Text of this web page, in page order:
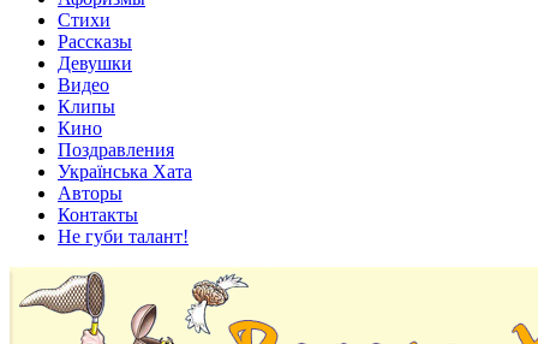
Стихи
Рассказы
Девушки
Видео
Клипы
Кино
Поздравления
Українська Хата
Авторы
Контакты
Не губи талант!